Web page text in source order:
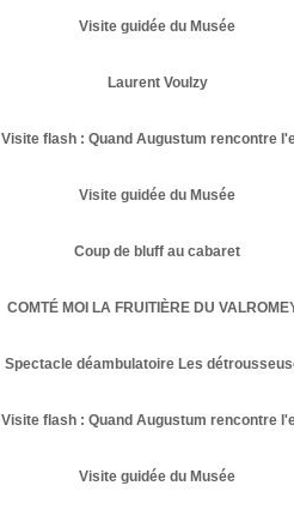
Visite guidée du Musée
Laurent Voulzy
Visite flash : Quand Augustum rencontre
Visite guidée du Musée
Coup de bluff au cabaret
COMTÉ MOI LA FRUITIÈRE DU
Spectacle déambulatoire Les
Visite flash : Quand Augustum rencontre
Visite guidée du Musée